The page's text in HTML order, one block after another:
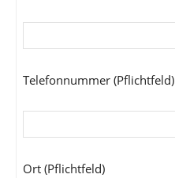
Telefonnummer (Pflichtfeld)
Ort (Pflichtfeld)